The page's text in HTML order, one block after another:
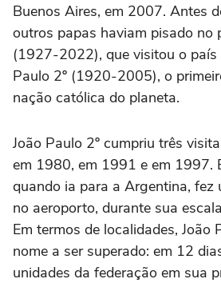
Buenos Aires, em 2007. Antes
outros papas haviam pisado no
(1927-2022), que visitou o país
Paulo 2º (1920-2005), o
nação católica do planeta.
João Paulo 2º cumpriu três
em 1980, em 1991 e em 1997.
quando ia para a Argentina, fez
no aeroporto, durante sua
Em termos de localidades, João
nome a ser superado: em 12
unidades da federação em sua